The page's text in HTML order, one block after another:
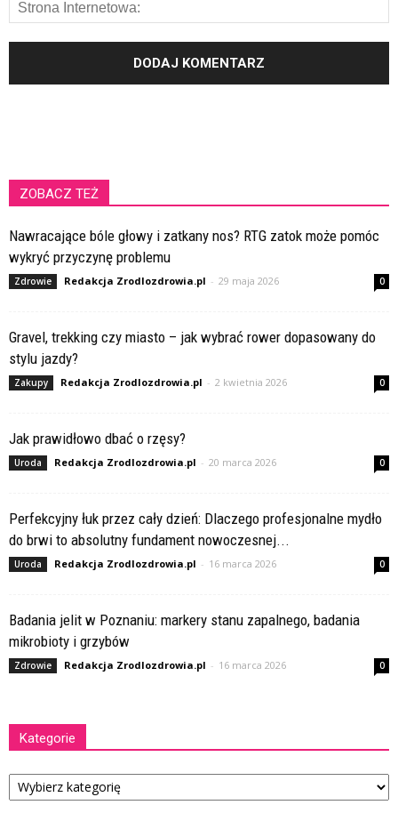
ZOBACZ TEŻ
Nawracające bóle głowy i zatkany nos? RTG zatok może pomóc
wykryć przyczynę problemu
Zdrowie Redakcja Zrodlozdrowia.pl - 29 maja 2026 0
Gravel, trekking czy miasto – jak wybrać rower dopasowany do
stylu jazdy?
Zakupy Redakcja Zrodlozdrowia.pl - 2 kwietnia 2026 0
Jak prawidłowo dbać o rzęsy?
Uroda Redakcja Zrodlozdrowia.pl - 20 marca 2026 0
Perfekcyjny łuk przez cały dzień: Dlaczego profesjonalne mydło
do brwi to absolutny fundament nowoczesnej...
Uroda Redakcja Zrodlozdrowia.pl - 16 marca 2026 0
Badania jelit w Poznaniu: markery stanu zapalnego, badania
mikrobioty i grzybów
Zdrowie Redakcja Zrodlozdrowia.pl - 16 marca 2026 0
Kategorie
Kategorie